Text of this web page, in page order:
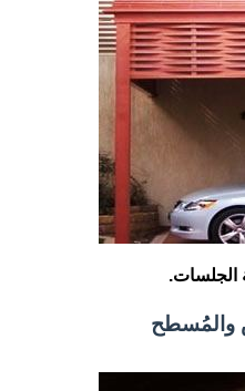
الجلسات.‏
والمُسطح